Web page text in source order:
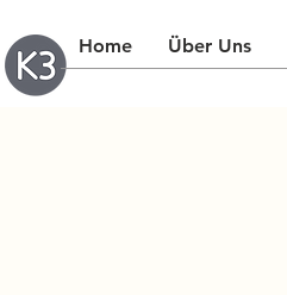
Home Über Uns